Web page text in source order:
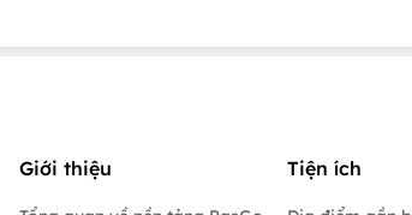
Giới thiệu Tiện ích